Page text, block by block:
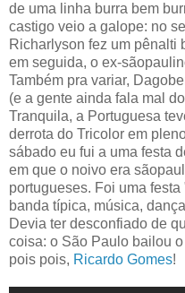
de uma linha burra bem
castigo veio a galope: no
Richarlyson fez um pênalti
em seguida, o ex-
Também pra variar,
(e a gente ainda fala mal do
Tranquila, a Portuguesa
derrota do Tricolor em
sábado eu fui a uma festa
em que o noivo era
portugueses. Foi uma
banda típica, música,
Devia ter desconfiado de
coisa: o São Paulo bailou
pois pois, Ricardo Gomes!